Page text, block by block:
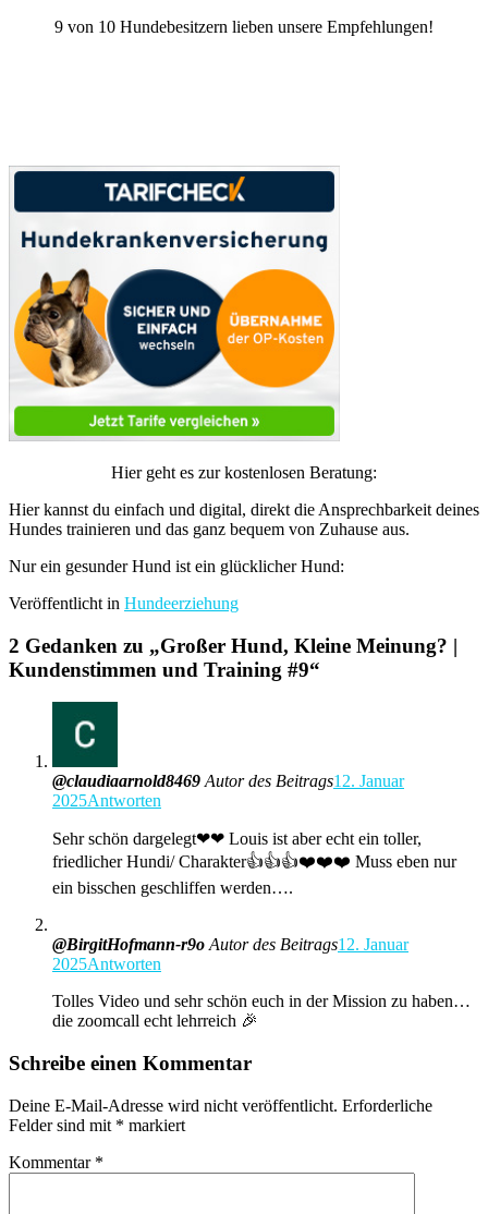
9 von 10 Hundebesitzern lieben unsere Empfehlungen!
Hier geht es zur kostenlosen Beratung:
Hier kannst du einfach und digital, direkt die Ansprechbarkeit deines
Hundes trainieren und das ganz bequem von Zuhause aus.
Nur ein gesunder Hund ist ein glücklicher Hund:
Veröffentlicht in Hundeerziehung
2 Gedanken zu „Großer Hund, Kleine Meinung? |
Kundenstimmen und Training #9“
@claudiaarnold8469 Autor des Beitrags12. Januar
2025Antworten
Sehr schön dargelegt❤❤ Louis ist aber echt ein toller,
friedlicher Hundi/ Charakter👍👍👍❤️❤️❤️ Muss eben nur
ein bisschen geschliffen werden….
@BirgitHofmann-r9o Autor des Beitrags12. Januar
2025Antworten
Tolles Video und sehr schön euch in der Mission zu haben…
die zoomcall echt lehrreich 🎉
Schreibe einen Kommentar
Deine E-Mail-Adresse wird nicht veröffentlicht. Erforderliche
Felder sind mit * markiert
Kommentar *